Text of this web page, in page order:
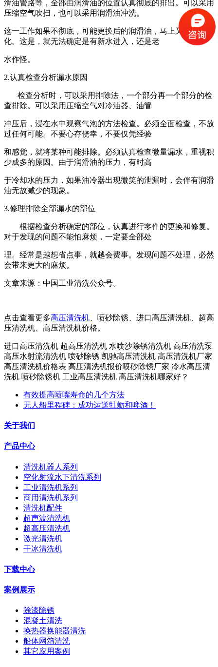
滑油管路等，全部由润滑油的位置认真彻底的排出。可以采用
压缩空气吹扫，也可以采用润滑油冲洗。
这一工作如果不彻底，可能更换后的润滑油，马上又出现乳
化。这是，就无法确定是有新水进入，还是老
水作怪。
2.认真检查分析漏水原因
检查分析时，可以采用排除法，一个部分再一个部分的检
查排除。可以采用压缩空气对冷油器、油管
冲压后，浸在水中观察气泡的方法检查。必须全面检查，不放
过任何可能。不要心存侥幸，不要仅凭经验
和感觉，就将某种可能排除。必须认真检查微量漏水，重视积
少成多的原因。由于润滑油的压力，有时高
于冷却水的压力，如果油冷器出现微笑的泄漏时，会伴有润滑
油无故减少的现象。
3.修理排除全部漏水的部位
根据检查分析确定的部位，认真进行零件的更换和修复。
对于发现的问题不能怕麻烦，一定要全部处
理。经常是越想省点事，就越会费事。发现问题不处理，必然
会带来更大的麻烦。
文章来源：中国工业清洗公众号。
点击查看更多高压清洗机
喷砂除锈、进口高压清洗机、超高
压清洗机、高压清洗机价格。
进口高压清洗机 超高压清洗机 水喷沙除锈清洗机 高压清洗泵
高压水射流清洗机 喷砂除锈 凯驰高压清洗机 高压清洗机厂家
高压清洗机价格表 高压清洗机报价喷砂除锈厂家 冷水高压清
洗机 喷砂除锈机 工业高压清洗机 高压清洗机哪家好？
有效提高喷嘴寿命的几个方法
无人船里程碑：成功运送牡蛎和啤酒！
关于我们
产品中心
清洗机器人系列
空化射流水下清洗系列
工业清洗机系列
商用清洗机系列
清洗机配件
超声波清洗机
超高压清洗机
激光清洗机
干冰清洗机
下载中心
案例展示
除漆除锈
混凝土清洗
换热器换能器清洗
船体网箱清洗
其它应用案例